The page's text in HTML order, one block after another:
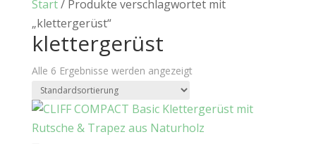
Start/ Produkte verschlagwortet mit
„klettergerüst“
klettergerüst
Alle 6 Ergebnisse werden angezeigt